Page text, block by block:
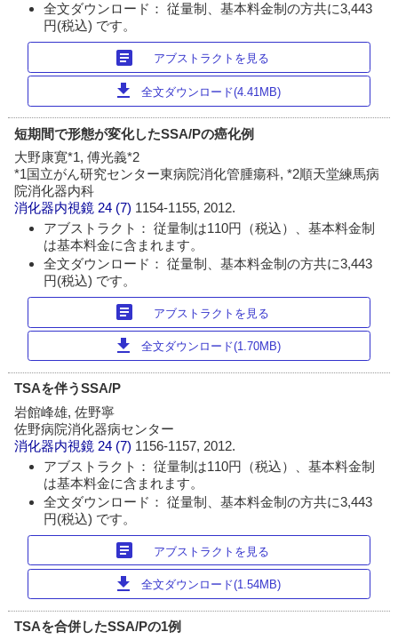
全文ダウンロード： 従量制、基本料金制の方共に3,443
円(税込) です。
article アブストラクトを見る
download 全文ダウンロード(4.41MB)
短期間で形態が変化したSSA/Pの癌化例
大野康寛*1, 傅光義*2
*1国立がん研究センター東病院消化管腫瘍科, *2順天堂練馬病
院消化器内科
消化器内視鏡 24 (7) 1154-1155, 2012.
アブストラクト： 従量制は110円（税込）、基本料金制
は基本料金に含まれます。
全文ダウンロード： 従量制、基本料金制の方共に3,443
円(税込) です。
article アブストラクトを見る
download 全文ダウンロード(1.70MB)
TSAを伴うSSA/P
岩館峰雄, 佐野寧
佐野病院消化器病センター
消化器内視鏡 24 (7) 1156-1157, 2012.
アブストラクト： 従量制は110円（税込）、基本料金制
は基本料金に含まれます。
全文ダウンロード： 従量制、基本料金制の方共に3,443
円(税込) です。
article アブストラクトを見る
download 全文ダウンロード(1.54MB)
TSAを合併したSSA/Pの1例